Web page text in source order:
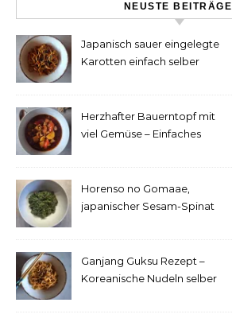
NEUSTE BEITRÄGE
Japanisch sauer eingelegte
Karotten einfach selber
Herzhafter Bauerntopf mit
viel Gemüse – Einfaches
Horenso no Gomaae,
japanischer Sesam-Spinat
Ganjang Guksu Rezept –
Koreanische Nudeln selber